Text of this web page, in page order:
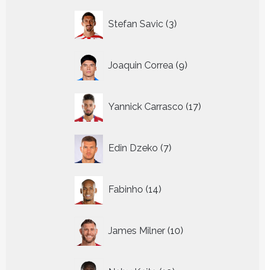
Stefan Savic 3
producten
Joaquin Correa 9
producten
Yannick Carrasco 17
producten
Edin Dzeko 7
producten
Fabinho 14
producten
James Milner 10
producten